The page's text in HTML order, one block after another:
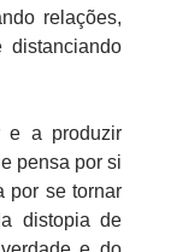
relações,
distanciando
e a produzir
pensa por si
por se tornar
distopia de